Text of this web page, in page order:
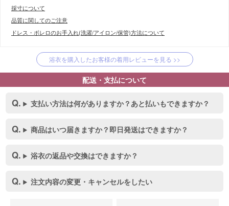
採寸について
品質に関してのご注意
ドレス・ボレロのお手入れ(洗濯/アイロン/保管)方法について
浴衣を購入したお客様の着用レビューを見る >>
配送・支払について
支払い方法は何がありますか？あと払いもできますか？
商品はいつ届きますか？即日発送はできますか？
浴衣の返品や交換はできますか？
注文内容の変更・キャンセルをしたい